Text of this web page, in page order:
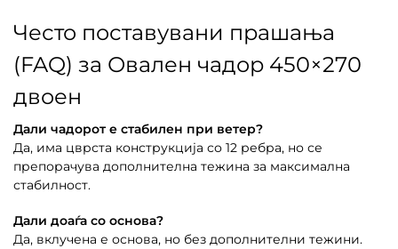
Често поставувани прашања
(FAQ) за Овален чадор 450×270
двоен
Дали чадорот е стабилен при ветер?
Да, има цврста конструкција со 12 ребра, но се
препорачува дополнителна тежина за максимална
стабилност.
Дали доаѓа со основа?
Да, вклучена е основа, но без дополнителни тежини.